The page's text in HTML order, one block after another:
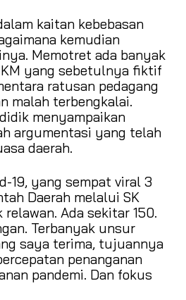
kaitan kebebasan
kemudian
Memotret ada banyak
yang sebetulnya fiktif
ratusan pedagang
malah terbengkalai.
menyampaikan
argumentasi yang telah
daerah.
19, yang sempat viral 3
Daerah melalui SK
Ada sekitar 150.
Terbanyak unsur
saya terima, tujuannya
penanganan
pandemi. Dan fokus